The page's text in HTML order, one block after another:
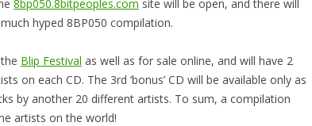
8bp050.8bitpeoples.com site will be open, and there will
much hyped 8BP050 compilation.
Blip Festival as well as for sale online, and will have 2
on each CD. The 3rd ‘bonus’ CD will be available only as
by another 20 different artists. To sum, a compilation
artists on the world!